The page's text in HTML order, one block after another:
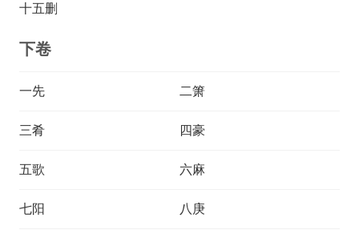
十五删
下卷
一先 二箫
三肴 四豪
五歌 六麻
七阳 八庚